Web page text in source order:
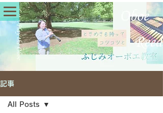
記事
All Posts